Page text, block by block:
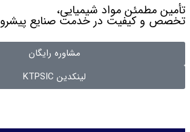
تأمین مطمئن مواد شیمیایی،
تخصص وکیفیت در خدمت صنایع پیشرو
مشاوره رایگان
لینکدین KTPSIC